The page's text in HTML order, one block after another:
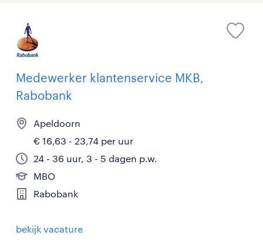
Medewerker klantenservice MKB,
Rabobank
Apeldoorn
€ 16,63 - 23,74 per uur
24 - 36 uur, 3 - 5 dagen p.w.
MBO
Rabobank
bekijk vacature